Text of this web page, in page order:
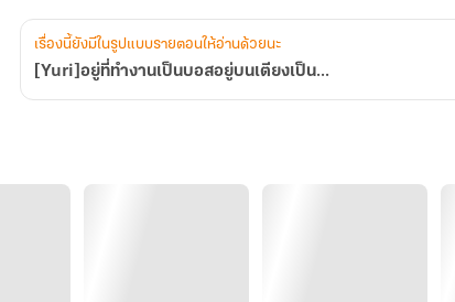
เรื่องนี้ยังมีในรูปแบบรายตอนให้อ่านด้วยนะ
[Yuri]อยู่ที่ทำงานเป็นบอสอยู่บนเตียงเป็น...